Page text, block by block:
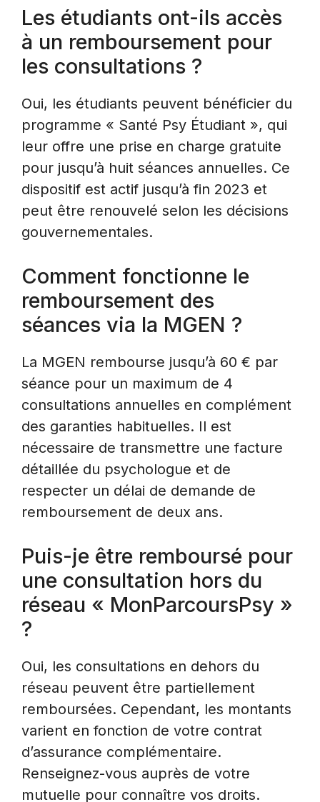
Les étudiants ont-ils accès
à un remboursement pour
les consultations ?
Oui, les étudiants peuvent bénéficier du
programme « Santé Psy Étudiant », qui
leur offre une prise en charge gratuite
pour jusqu’à huit séances annuelles. Ce
dispositif est actif jusqu’à fin 2023 et
peut être renouvelé selon les décisions
gouvernementales.
Comment fonctionne le
remboursement des
séances via la MGEN ?
La MGEN rembourse jusqu’à 60 € par
séance pour un maximum de 4
consultations annuelles en complément
des garanties habituelles. Il est
nécessaire de transmettre une facture
détaillée du psychologue et de
respecter un délai de demande de
remboursement de deux ans.
Puis-je être remboursé pour
une consultation hors du
réseau « MonParcoursPsy »
?
Oui, les consultations en dehors du
réseau peuvent être partiellement
remboursées. Cependant, les montants
varient en fonction de votre contrat
d’assurance complémentaire.
Renseignez-vous auprès de votre
mutuelle pour connaître vos droits.